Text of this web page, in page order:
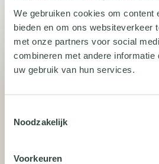
We gebruiken cookies om
bieden en om ons websiteverkeer
met onze partners voor social
combineren met andere
uw gebruik van hun services.
Noodzakelijk
Voorkeuren
Bezoekadres
Pantheon 2